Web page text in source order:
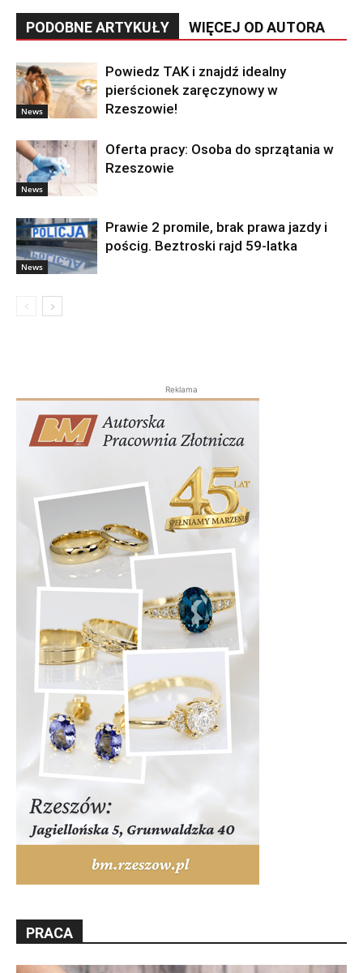
PODOBNE ARTYKUŁY WIĘCEJ OD AUTORA
News
Powiedz TAK i znajdź idealny
pierścionek zaręczynowy w
Rzeszowie!
News
Oferta pracy: Osoba do sprzątania w
Rzeszowie
News
Prawie 2 promile, brak prawa jazdy i
pościg. Beztroski rajd 59-latka
Reklama
PRACA